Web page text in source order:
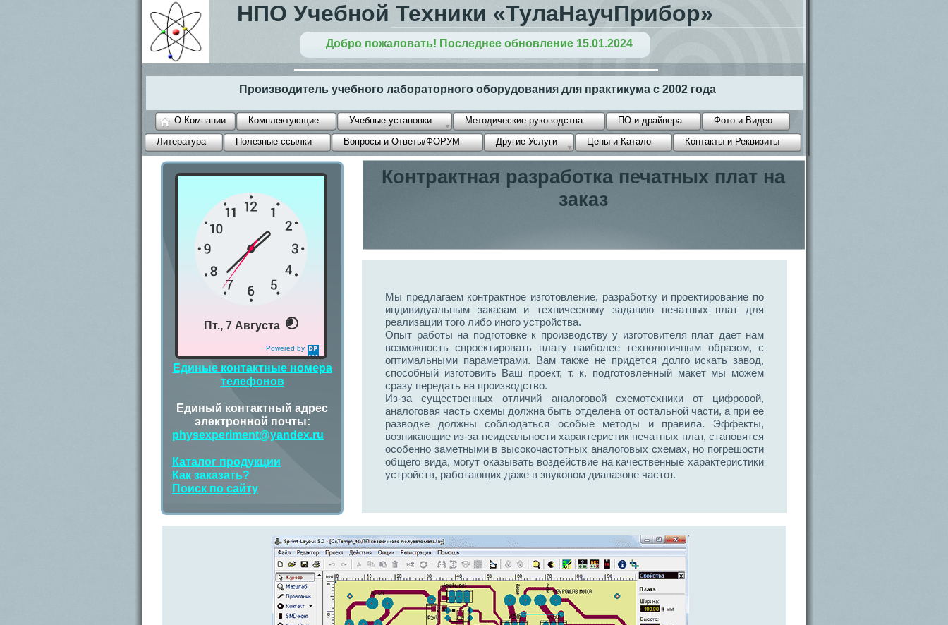
НПО Учебной Техники «ТулаНаучПрибор»
Добро пожаловать! Последнее обновление 15.01.2024
Производитель учебного лабораторного оборудования для практикума c 2002 года
О Компании Комплектующие Учебные установки Методические руководства ПО и драйвера
Фото и Видео
Литература
Полезные ссылки Вопросы и Ответы/ФОРУМ Другие Услуги Цены и Каталог Контакты и Реквизиты
Мы предлагаем контрактное изготовление, разработку и проектирование по
индивидуальным заказам и техническому заданию печатных плат для
реализации того либо иного устройства.
Опыт работы на подготовке к производству у изготовителя плат дает нам
возможность спроектировать плату наиболее технологичным образом, с
оптимальными параметрами. Вам также не придется долго искать завод,
способный изготовить Ваш проект, т. к. подготовленный макет мы можем
сразу передать на производство.
Из-за существенных отличий аналоговой схемотехники от цифровой,
аналоговая часть схемы должна быть отделена от остальной части, а при ее
разводке должны соблюдаться особые методы и правила. Эффекты,
возникающие из-за неидеальности характеристик печатных плат, становятся
особенно заметными в высокочастотных аналоговых схемах, но погрешости
общего вида, могут оказывать воздействие на качественные характеристики
устройств, работающих даже в звуковом диапазоне частот.
Контрактная разработка печатных плат на
заказ
Единые контактные номера
телефонов
Единый контактный адрес
электронной почты:
physexperiment@yandex.ru
Каталог продукции
Как заказать?
Поиск по сайту
Powered by
DaysPedia.com
Пт., 7 Августа